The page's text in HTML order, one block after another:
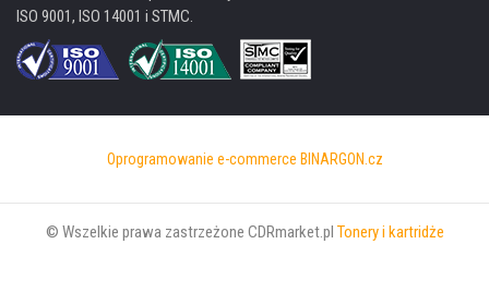
ISO 9001, ISO 14001 i STMC.
Oprogramowanie e-commerce BINARGON.cz
© Wszelkie prawa zastrzeżone CDRmarket.pl Tonery i kartridże